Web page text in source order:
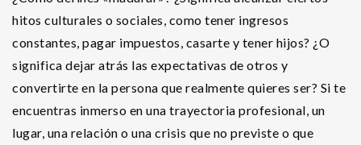
hitos culturales o sociales, como tener ingresos
constantes, pagar impuestos, casarte y tener hijos? ¿O
significa dejar atrás las expectativas de otros y
convertirte en la persona que realmente quieres ser? Si te
encuentras inmerso en una trayectoria profesional, un
lugar, una relación o una crisis que no previste o que